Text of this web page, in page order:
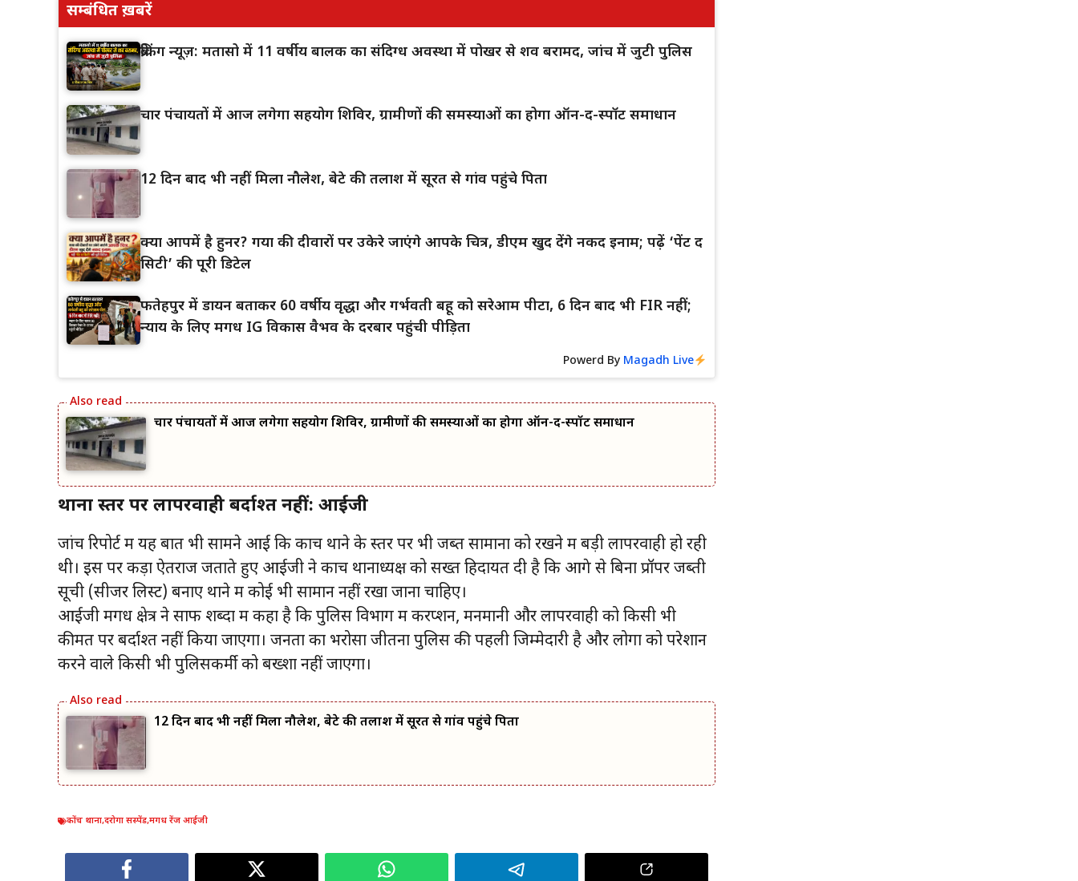
सम्बंधित ख़बरें
ब्रेकिंग न्यूज़: मतासो में 11 वर्षीय बालक का संदिग्ध अवस्था में पोखर से शव बरामद, जांच में जुटी पुलिस
चार पंचायतों में आज लगेगा सहयोग शिविर, ग्रामीणों की समस्याओं का होगा ऑन-द-स्पॉट समाधान
12 दिन बाद भी नहीं मिला नौलेश, बेटे की तलाश में सूरत से गांव पहुंचे पिता
क्या आपमें है हुनर? गया की दीवारों पर उकेरे जाएंगे आपके चित्र, डीएम खुद देंगे नकद इनाम; पढ़ें ‘पेंट द
सिटी’ की पूरी डिटेल
फतेहपुर में डायन बताकर 60 वर्षीय वृद्धा और गर्भवती बहू को सरेआम पीटा, 6 दिन बाद भी FIR नहीं;
न्याय के लिए मगध IG विकास वैभव के दरबार पहुंची पीड़िता
Powerd By Magadh Live
चार पंचायतों में आज लगेगा सहयोग शिविर, ग्रामीणों की समस्याओं का होगा ऑन-द-स्पॉट समाधान
थाना स्तर पर लापरवाही बर्दाश्त नहीं: आईजी
जांच रिपोर्ट में यह बात भी सामने आई कि कोंच थाने के स्तर पर भी जब्त सामानों को रखने में बड़ी लापरवाही हो रही
थी। इस पर कड़ा ऐतराज जताते हुए आईजी ने कोंच थानाध्यक्ष को सख्त हिदायत दी है कि आगे से बिना प्रॉपर जब्ती
सूची (सीजर लिस्ट) बनाए थाने में कोई भी सामान नहीं रखा जाना चाहिए।
आईजी मगध क्षेत्र ने साफ शब्दों में कहा है कि पुलिस विभाग में करप्शन, मनमानी और लापरवाही को किसी भी
कीमत पर बर्दाश्त नहीं किया जाएगा। जनता का भरोसा जीतना पुलिस की पहली जिम्मेदारी है और लोगों को परेशान
करने वाले किसी भी पुलिसकर्मी को बख्शा नहीं जाएगा।
12 दिन बाद भी नहीं मिला नौलेश, बेटे की तलाश में सूरत से गांव पहुंचे पिता
कोंच थाना,दरोगा सस्पेंड,मगध रेंज आईजी